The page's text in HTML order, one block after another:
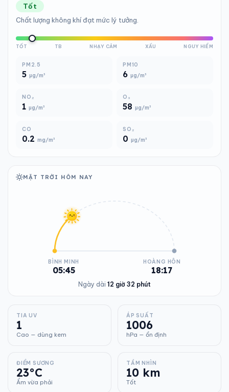
Tốt
Chất lượng không khí đạt mức lý tưởng.
TỐT TB NHẠY CẢM XẤU NGUY HIỂM
PM2.5
5 µg/m³
PM10
6 µg/m³
NO₂
1 µg/m³
O₃
58 µg/m³
CO
0.2 mg/m³
SO₂
0 µg/m³
MẶT TRỜI HÔM NAY
BÌNH MINH
05:45
HOÀNG HÔN
18:17
Ngày dài 12 giờ 32 phút
TIA UV
1
Cao — dùng kem
ÁP SUẤT
1006
hPa — ổn định
ĐIỂM SƯƠNG
23°C
Ẩm vừa phải
TẦM NHÌN
10 km
Tốt